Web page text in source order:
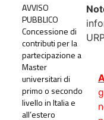
AVVISO
PUBBLICO
Concessione di
contributi per la
partecipazione a
Master
universitari di
primo o secondo
livello in Italia e
all’estero